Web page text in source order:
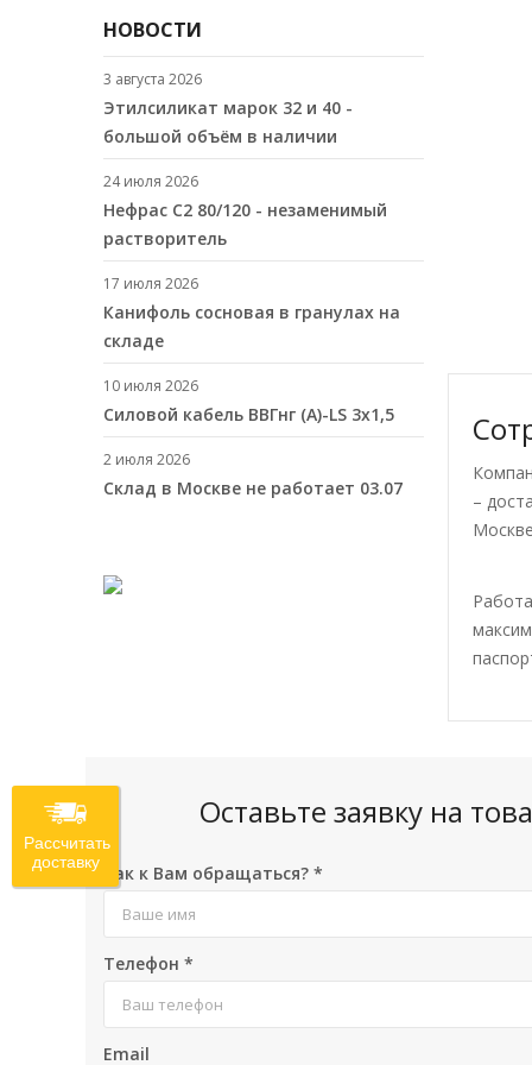
–
НОВОСТИ
3 августа 2026
Этилсиликат марок 32 и 40 -
большой объём в наличии
24 июля 2026
Нефрас С2 80/120 - незаменимый
растворитель
17 июля 2026
Канифоль сосновая в гранулах на
складе
10 июля 2026
Cиловой кабель ВВГнг (A)-LS 3х1,5
2 июля 2026
Склад в Москве не работает 03.07
Оставьте заявку на
Как к Вам обращаться? *
Телефон *
Email
Рассчитать
доставку